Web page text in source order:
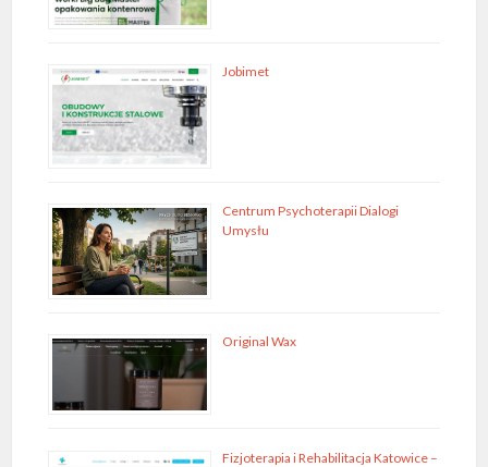
Jobimet
Centrum Psychoterapii Dialogi
Umysłu
Original Wax
Fizjoterapia i Rehabilitacja Katowice –